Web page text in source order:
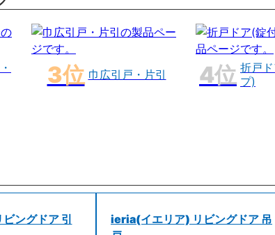
巾広引戸・片引
折戸
プ)
ングドア 引
ieria(イエリア) リビングドア 吊